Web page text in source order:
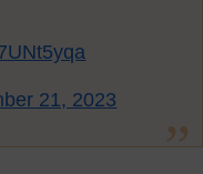
21, 2023